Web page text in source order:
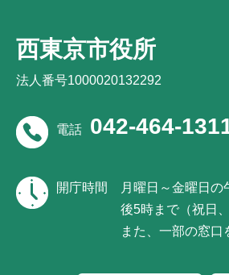
西東京市役所
法人番号1000020132292
電話 042-464-
開庁時間
月曜日～金曜日
後5時まで（祝日
また、一部の窓口